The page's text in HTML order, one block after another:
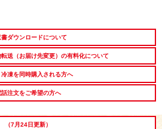
書ダウンロードについて
送（お届け先変更）の有料化について
冷凍を同時購入される方へ
話注文をご希望の方へ
（7月24日更新）